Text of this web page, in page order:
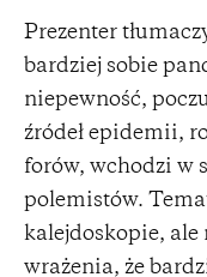
Prezenter
bardziej sobie
niepewność,
źródeł epidemii,
forów, wchodzi w
polemistów.
kalejdoskopie, ale
wrażenia, że